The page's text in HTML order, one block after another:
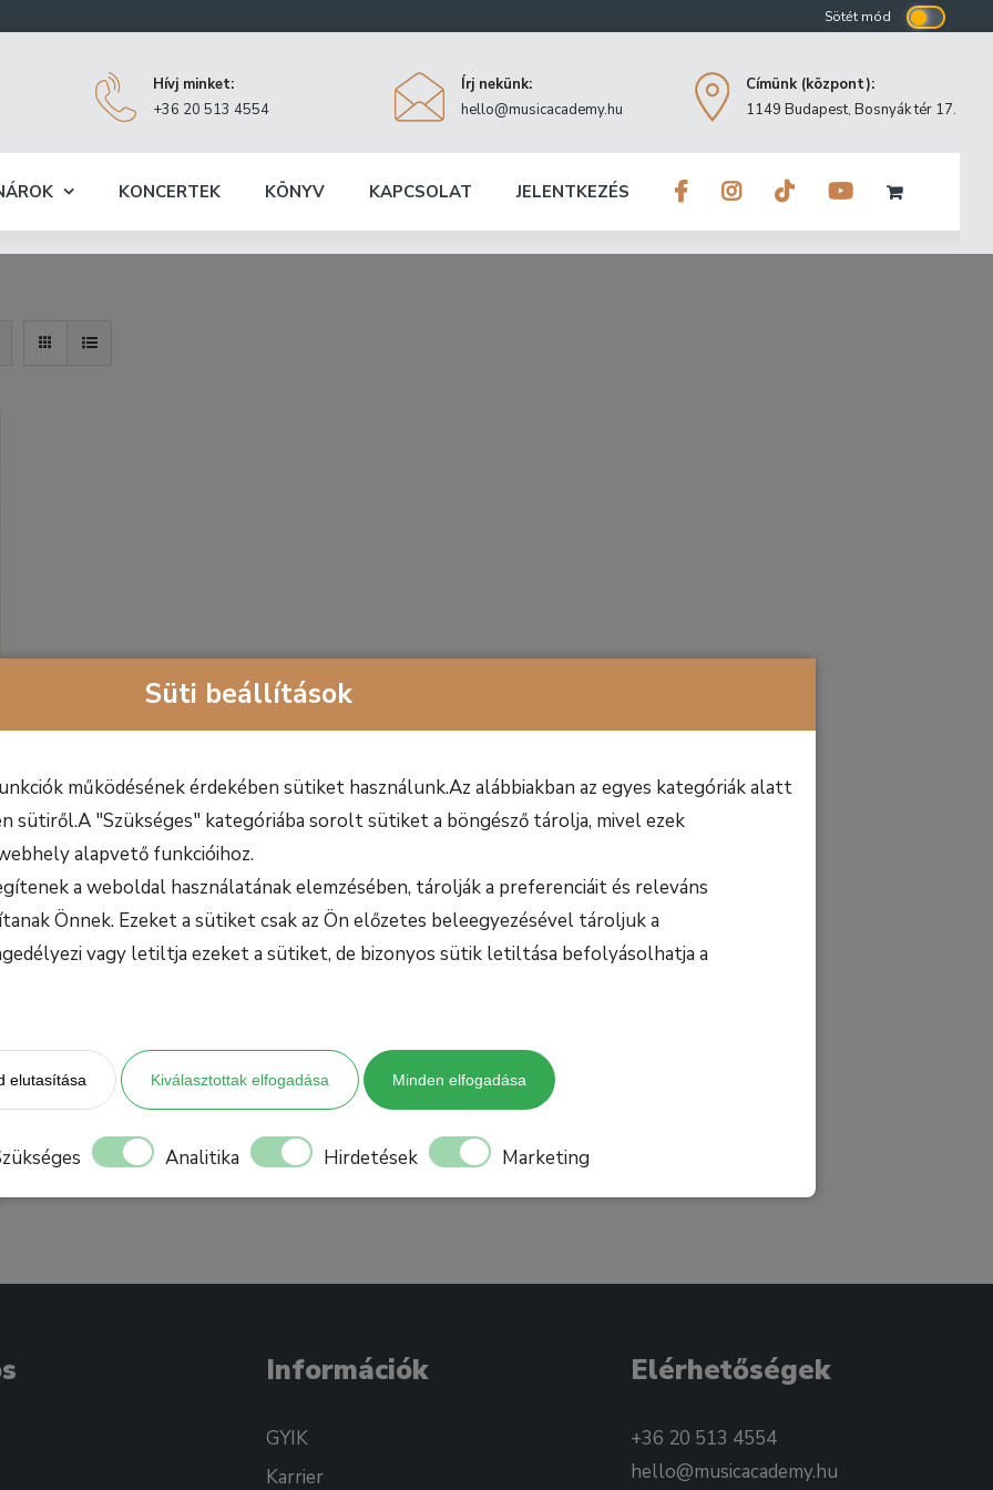
Süti beállítások
működésének érdekében sütiket használunk.Az alábbiakban az egyes kategóriák alatt
sütiről.A "Szükséges" kategóriába sorolt sütiket a böngésző tárolja, mivel ezek
alapvető funkcióihoz.
a weboldal használatának elemzésében, tárolják a preferenciáit és releváns
Önnek. Ezeket a sütiket csak az Ön előzetes beleegyezésével tároljuk a
vagy letiltja ezeket a sütiket, de bizonyos sütik letiltása befolyásolhatja a
elutasítása Kiválasztottak elfogadása Minden elfogadása
Analitika Hirdetések Marketing
Hívj minket:
+36 20 513 4554
Írj nekünk:
hello@musicacademy.hu
Címünk (központ):
1149 Budapest, Bosnyák tér 17.
KONCERTEK KÖNYV KAPCSOLAT JELENTKEZÉS
Információk
GYIK
Karrier
Elérhetőségek
+36 20 513 4554
hello@musicacademy.hu